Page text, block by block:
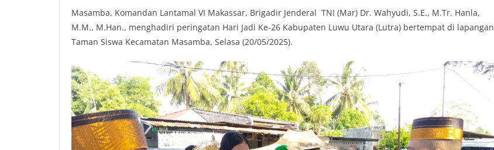
Masamba, Komandan Lantamal VI Makassar, Brigadir Jenderal TNI (Mar) Dr. Wahyudi, S.E., M.Tr. Hanla,
M.M., M.Han., menghadiri peringatan Hari Jadi Ke-26 Kabupaten Luwu Utara (Lutra) bertempat di lapangan
Taman Siswa Kecamatan Masamba, Selasa (20/05/2025).